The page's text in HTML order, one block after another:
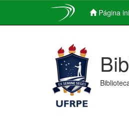
Página